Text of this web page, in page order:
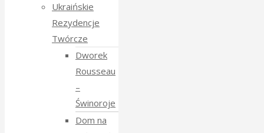
Ukraińskie
Rezydencje
Twórcze
Dworek
Rousseau
–
Świnoroje
Dom na